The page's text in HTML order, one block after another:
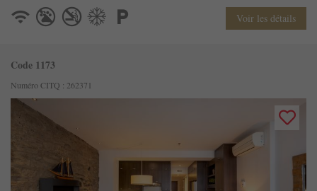
Voir les détails
Code 1173
Numéro CITQ : 262371